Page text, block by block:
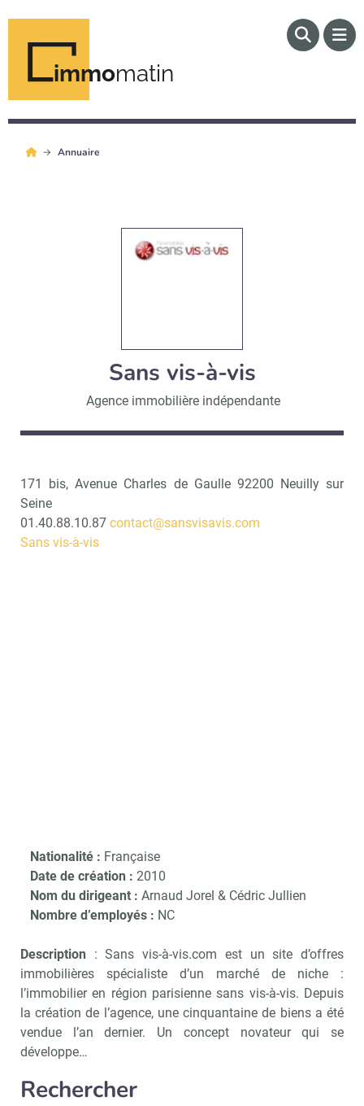
immomatin
Annuaire
Sans vis-à-vis
Agence immobilière indépendante
171 bis, Avenue Charles de Gaulle 92200 Neuilly sur
Seine
01.40.88.10.87 contact@sansvisavis.com
Sans vis-à-vis
Nationalité : Française
Date de création : 2010
Nom du dirigeant : Arnaud Jorel & Cédric Jullien
Nombre d’employés : NC
Description : Sans vis-à-vis.com est un site d’offres
immobilières spécialiste d’un marché de niche :
l’immobilier en région parisienne sans vis-à-vis. Depuis
la création de l’agence, une cinquantaine de biens a été
vendue l’an dernier. Un concept novateur qui se
développe…
Rechercher